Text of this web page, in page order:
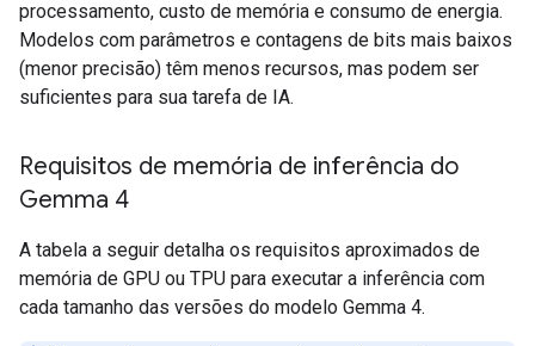
processamento, custo de memória e consumo de energia.
Modelos com parâmetros e contagens de bits mais baixos
(menor precisão) têm menos recursos, mas podem ser
suficientes para sua tarefa de IA.
Requisitos de memória de inferência do
Gemma 4
A tabela a seguir detalha os requisitos aproximados de
memória de GPU ou TPU para executar a inferência com
cada tamanho das versões do modelo Gemma 4.